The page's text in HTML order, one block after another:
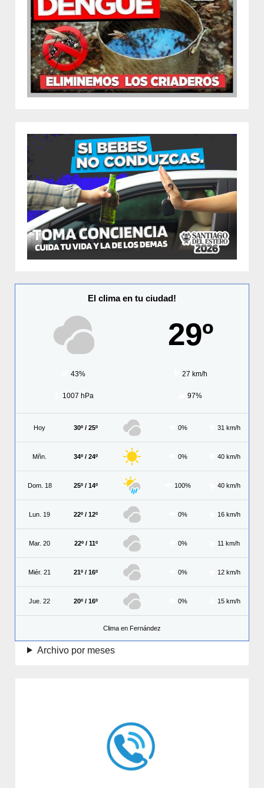
El clima en tu ciudad!
29º
43% 27 km/h
1007 hPa 97%
Hoy 30º / 25º 0% 31 km/h
Mñn. 34º / 24º 0% 40 km/h
Dom. 18 25º / 14º 100% 40 km/h
Lun. 19 22º / 12º 0% 16 km/h
Mar. 20 22º / 11º 0% 11 km/h
Miér. 21 21º / 16º 0% 12 km/h
Jue. 22 20º / 16º 0% 15 km/h
Clima en Fernández
Archivo por meses